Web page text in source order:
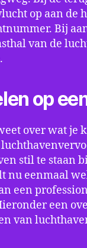
op aan de
Bij
van de
op
over wat je
stil te staan
nu eenmaal
een
een
van